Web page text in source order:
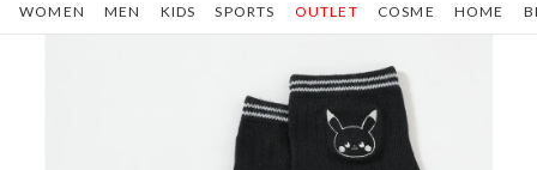
WOMEN MEN KIDS SPORTS COSME HOME
OUTLET